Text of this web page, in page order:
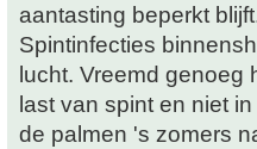
aantasting beperkt
Spintinfecties
lucht. Vreemd genoeg
last van spint en niet
de palmen 's zomers